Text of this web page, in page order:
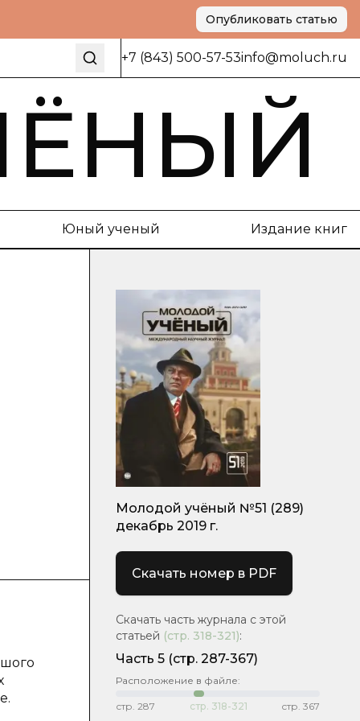
Опубликовать статью
+7 (843) 500-57-53info@moluch.ru
Юный ученый Издание книг
Молодой учёный №51 (289)
декабрь 2019 г.
Скачать номер в PDF
Скачать часть журнала с этой
статьей (стр. 318-321):
Часть 5 (стр. 287-367)
Расположение в файле:
стр. 287 стр. 318-321 стр. 367